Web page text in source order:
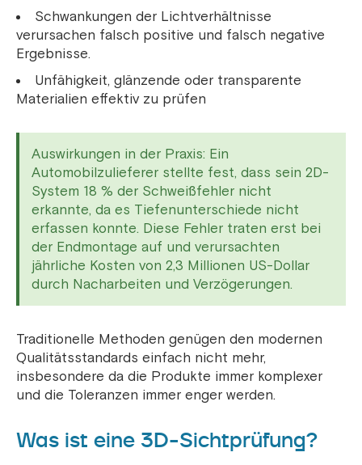
Schwankungen der Lichtverhältnisse
verursachen falsch positive und falsch negative
Ergebnisse.
Unfähigkeit, glänzende oder transparente
Materialien effektiv zu prüfen
Auswirkungen in der Praxis: Ein
Automobilzulieferer stellte fest, dass sein 2D-
System 18 % der Schweißfehler nicht
erkannte, da es Tiefenunterschiede nicht
erfassen konnte. Diese Fehler traten erst bei
der Endmontage auf und verursachten
jährliche Kosten von 2,3 Millionen US-Dollar
durch Nacharbeiten und Verzögerungen.
Traditionelle Methoden genügen den modernen
Qualitätsstandards einfach nicht mehr,
insbesondere da die Produkte immer komplexer
und die Toleranzen immer enger werden.
Was ist eine 3D-Sichtprüfung?